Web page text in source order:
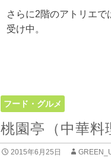
さらに2階のアトリエ
受け中。
フード・グルメ
桃園亭（中華料
2015年6月25日